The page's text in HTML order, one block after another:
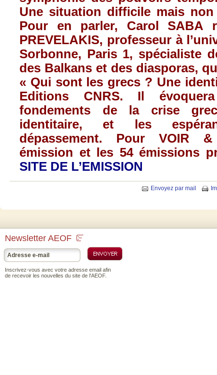
Une situation difficile mais non
Pour en parler, Carol SABA
PREVELAKIS, professeur à
Sorbonne, Paris 1, spécialiste
des Balkans et des diasporas,
« Qui sont les grecs ? Une
Editions CNRS. Il
fondements de la crise
identitaire, et les
dépassement. Pour VOIR
émission et les 54 émissions
SITE DE L’EMISSION
Envoyez par mail
Newsletter AEOF
Inscrivez-vous avec votre adresse email afin
de recevoir les nouvelles du site de l'AEOF.